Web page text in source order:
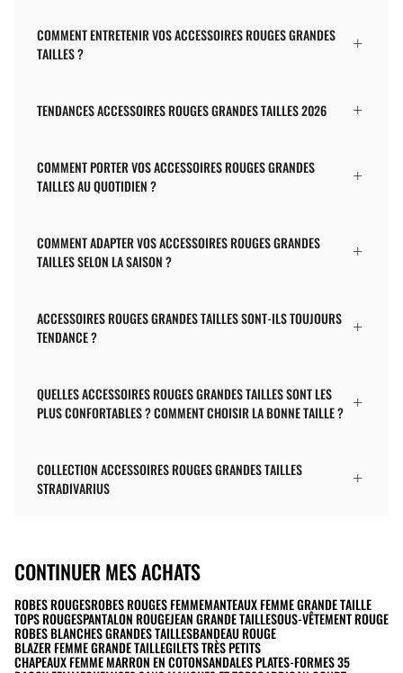
COMMENT ENTRETENIR VOS ACCESSOIRES ROUGES GRANDES
TAILLES ?
TENDANCES ACCESSOIRES ROUGES GRANDES TAILLES 2026
COMMENT PORTER VOS ACCESSOIRES ROUGES GRANDES
TAILLES AU QUOTIDIEN ?
COMMENT ADAPTER VOS ACCESSOIRES ROUGES GRANDES
TAILLES SELON LA SAISON ?
ACCESSOIRES ROUGES GRANDES TAILLES SONT-ILS TOUJOURS
TENDANCE ?
QUELLES ACCESSOIRES ROUGES GRANDES TAILLES SONT LES
PLUS CONFORTABLES ? COMMENT CHOISIR LA BONNE TAILLE ?
COLLECTION ACCESSOIRES ROUGES GRANDES TAILLES
STRADIVARIUS
CONTINUER MES ACHATS
ROBES ROUGESROBES ROUGES FEMMEMANTEAUX FEMME GRANDE TAILLE
TOPS ROUGESPANTALON ROUGEJEAN GRANDE TAILLESOUS-VÊTEMENT ROUGE
ROBES BLANCHES GRANDES TAILLESBANDEAU ROUGE
BLAZER FEMME GRANDE TAILLEGILETS TRÈS PETITS
CHAPEAUX FEMME MARRON EN COTONSANDALES PLATES-FORMES 35